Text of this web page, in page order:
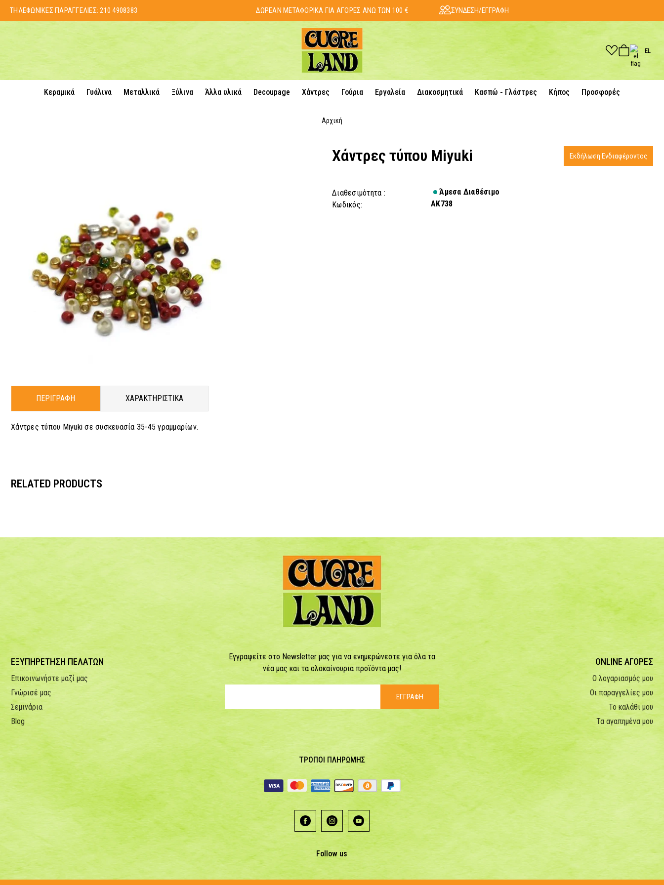
ΤΗΛΕΦΩΝΙΚΕΣ ΠΑΡΑΓΓΕΛΙΕΣ:210 4908383 ΔΩΡΕΑΝ ΜΕΤΑΦΟΡΙΚΑ ΓΙΑ ΑΓΟΡΕΣ ΑΝΩ ΤΩΝ 100 € ΣΥΝΔΕΣΗ/ΕΓΓΡΑΦΗ
EL
Κεραμικά Γυάλινα Μεταλλικά Ξύλινα Άλλα υλικά Decoupage Χάντρες Γούρια Εργαλεία Διακοσμητικά Κασπώ - Γλάστρες Κήπος Προσφορές
Αρχική
Χάντρες τύπου Miyuki
Διαθεσιμότητα :
Άμεσα Διαθέσιμο
Κωδικός:
AK738
ΠΕΡΙΓΡΑΦΗ ΧΑΡΑΚΤΗΡΙΣΤΙΚΑ
Χάντρες τύπου Miyuki σε συσκευασία 35-45 γραμμαρίων.
Εκδήλωση Ενδιαφέροντος
RELATED PRODUCTS
ΕΞΥΠΗΡΕΤΗΣΗ ΠΕΛΑΤΩΝ
Επικοινωνήστε μαζί μας
Γνώρισέ μας
Σεμινάρια
Blog
Εγγραφείτε στο Newsletter μας για να ενημερώνεστε για όλα τα
νέα μας και τα ολοκαίνουρια προϊόντα μας!
ΕΓΓΡΑΦΗ
ONLINE ΑΓΟΡΕΣ
Ο λογαριασμός μου
Οι παραγγελίες μου
Το καλάθι μου
Τα αγαπημένα μου
ΤΡΟΠΟΙ ΠΛΗΡΩΜΗΣ
Follow us